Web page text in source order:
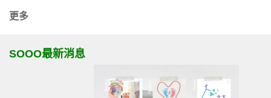
更多
SOOO最新消息